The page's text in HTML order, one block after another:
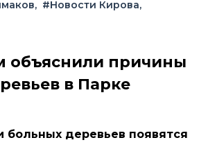
#Новости Кирова
объяснили причины
в Парке
больных деревьев появятся